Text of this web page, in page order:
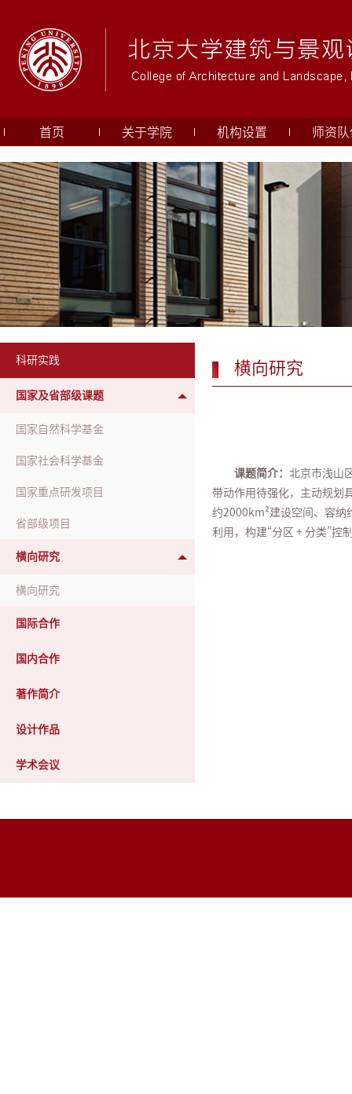
首页 关于学院 机构设置 师资队
科研实践
国家及省部级课题
国家自然科学基金
国家社会科学基金
国家重点研发项目
省部级项目
横向研究
横向研究
国际合作
国内合作
著作简介
设计作品
学术会议
横向研究
课题简介： 北京市浅山
带动作用待强化，主动规划
约2000km²建设空间、容纳
利用，构建“分区 + 分类”控